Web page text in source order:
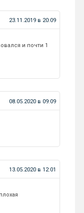
23.11.2019 в 20:09
и почти 1
08.05.2020 в 09:09
13.05.2020 в 12:01